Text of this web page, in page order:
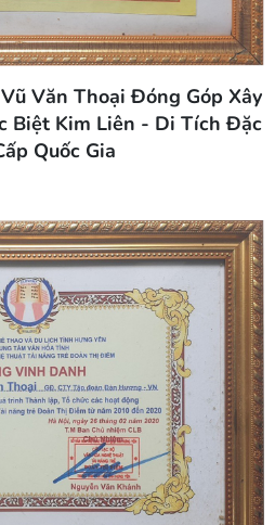
Văn Thoại Đóng Góp Xây
Biệt Kim Liên - Di Tích Đặc
Quốc Gia